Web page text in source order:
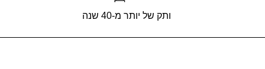
ותק של יותר מ-40 שנה